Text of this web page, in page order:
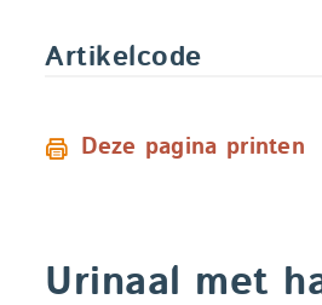
Artikelcode
Deze pagina printen
Urinaal met